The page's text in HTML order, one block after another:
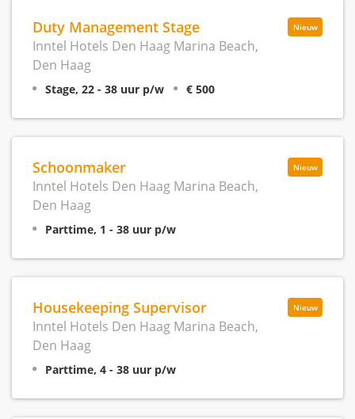
Nieuw
Duty Management Stage
Inntel Hotels Den Haag Marina Beach,
Den Haag
Stage, 22 - 38 uur p/w € 500
Nieuw
Schoonmaker
Inntel Hotels Den Haag Marina Beach,
Den Haag
Parttime, 1 - 38 uur p/w
Nieuw
Housekeeping Supervisor
Inntel Hotels Den Haag Marina Beach,
Den Haag
Parttime, 4 - 38 uur p/w